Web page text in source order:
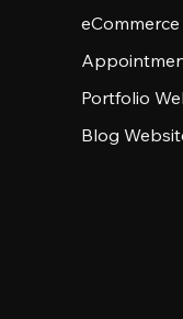
Portfolio
Blog